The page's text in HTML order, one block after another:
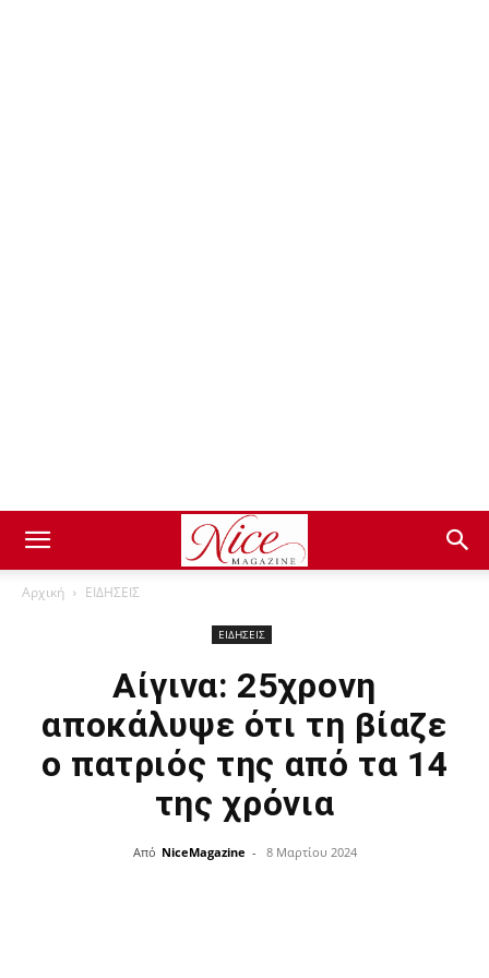
Αρχική ΕΙΔΗΣΕΙΣ
ΕΙΔΗΣΕΙΣ
Αίγινα: 25χρονη
αποκάλυψε ότι τη βίαζε
ο πατριός της από τα 14
της χρόνια
Από NiceMagazine - 8 Μαρτίου 2024